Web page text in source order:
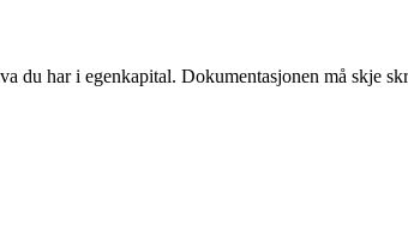
du har i egenkapital. Dokumentasjonen må skje